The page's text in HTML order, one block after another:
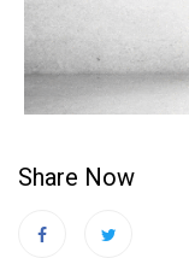
Share Now